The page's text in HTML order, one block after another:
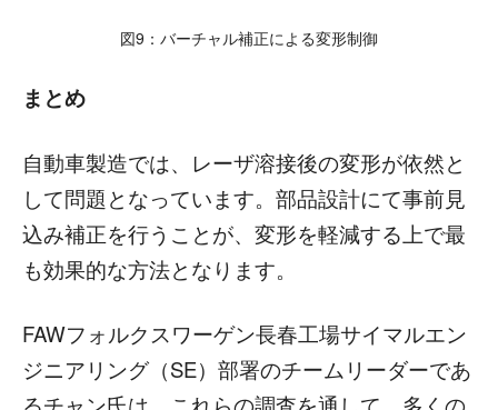
図9：バーチャル補正による変形制御
まとめ
自動車製造では、レーザ溶接後の変形が依然と
して問題となっています。部品設計にて事前見
込み補正を行うことが、変形を軽減する上で最
も効果的な方法となります。
FAWフォルクスワーゲン長春工場サイマルエン
ジニアリング（SE）部署のチームリーダーであ